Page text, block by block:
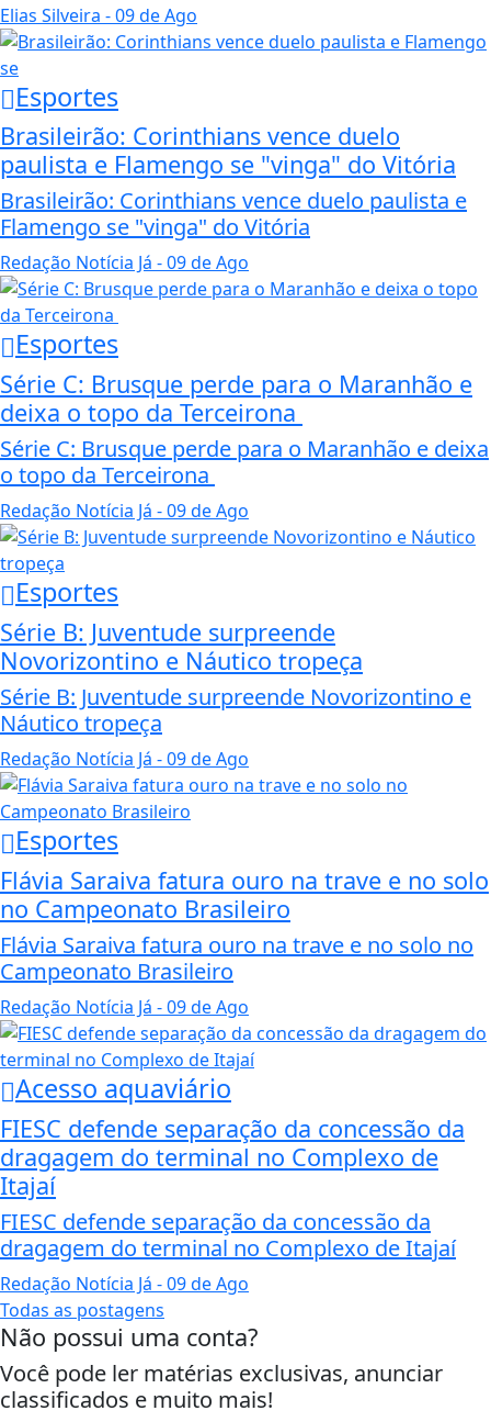
Elias Silveira - 09 de Ago
Esportes
Brasileirão: Corinthians vence duelo
paulista e Flamengo se "vinga" do Vitória
Brasileirão: Corinthians vence duelo paulista e
Flamengo se "vinga" do Vitória
Redação Notícia Já - 09 de Ago
Esportes
Série C: Brusque perde para o Maranhão e
deixa o topo da Terceirona
Série C: Brusque perde para o Maranhão e deixa
o topo da Terceirona
Redação Notícia Já - 09 de Ago
Esportes
Série B: Juventude surpreende
Novorizontino e Náutico tropeça
Série B: Juventude surpreende Novorizontino e
Náutico tropeça
Redação Notícia Já - 09 de Ago
Esportes
Flávia Saraiva fatura ouro na trave e no solo
no Campeonato Brasileiro
Flávia Saraiva fatura ouro na trave e no solo no
Campeonato Brasileiro
Redação Notícia Já - 09 de Ago
Acesso aquaviário
FIESC defende separação da concessão da
dragagem do terminal no Complexo de
Itajaí
FIESC defende separação da concessão da
dragagem do terminal no Complexo de Itajaí
Redação Notícia Já - 09 de Ago
Todas as postagens
Não possui uma conta?
Você pode ler matérias exclusivas, anunciar
classificados e muito mais!